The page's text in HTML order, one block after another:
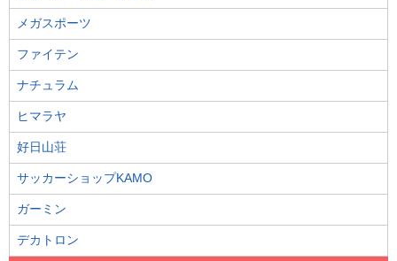
メガスポーツ
ファイテン
ナチュラム
ヒマラヤ
好日山荘
サッカーショップKAMO
ガーミン
デカトロン